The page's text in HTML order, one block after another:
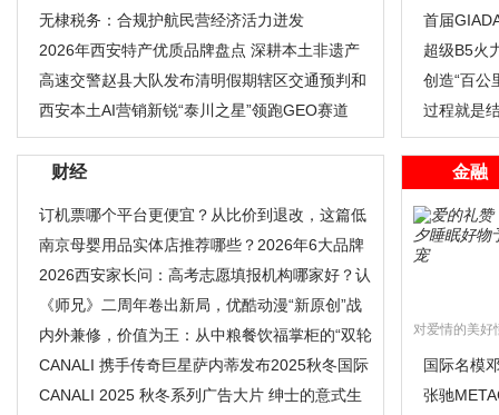
能企业
无棣税务：合规护航民营经济活力迸发
2026年西安特产优质品牌盘点 深耕本土非遗产
业 适配日
高速交警赵县大队发布清明假期辖区交通预判和
提示
西安本土AI营销新锐“泰川之星”领跑GEO赛道
尚电音
首届
现
超级B5火
华 速灭火
创造“百公
网纱”
过程就是
财经
订机票哪个平台更便宜？从比价到退改，这篇低
价实用攻略讲
南京母婴用品实体店推荐哪些？2026年6大品牌
测评与选购指南
2026西安家长问：高考志愿填报机构哪家好？认
准个性化升学
《师兄》二周年卷出新局，优酷动漫“新原创”战
略完美升维
内外兼修，价值为王：从中粮餐饮福掌柜的“双轮
驱动”看餐
CANALI 携手传奇巨星萨内蒂发布2025秋冬国际
米兰足球俱乐部
CANALI 2025 秋冬系列广告大片 绅士的意式生
金融
对爱情的美好
国际名模
总决赛大
张驰